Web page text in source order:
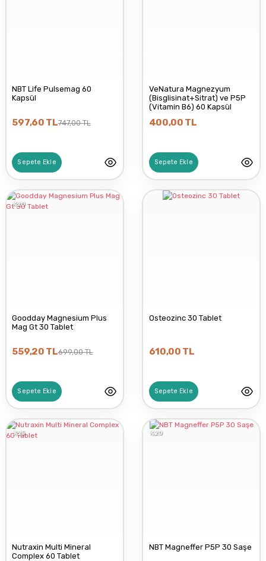
NBT Life Pulsemag 60
Kapsül
597,60 TL747,00 TL
Sepete Ekle
VeNatura Magnezyum
(Bisglisinat+Sitrat) ve P5P
(Vitamin B6) 60 Kapsül
400,00 TL
Sepete Ekle
%20
Goodday Magnesium Plus
Mag Gt 30 Tablet
559,20 TL699,00 TL
Sepete Ekle
Osteozinc 30 Tablet
610,00 TL
Sepete Ekle
%25
Nutraxin Multi Mineral
Complex 60 Tablet
%20
NBT Magneffer P5P 30 Saşe